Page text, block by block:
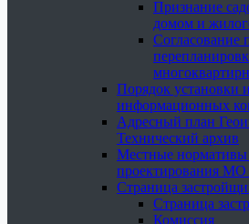
Признание
домом и
Согласование
Порядок установки
информационных
Адресный план
Технический архив
Местные нормативы
проектирования МО
Страница
Страница
Комиссия